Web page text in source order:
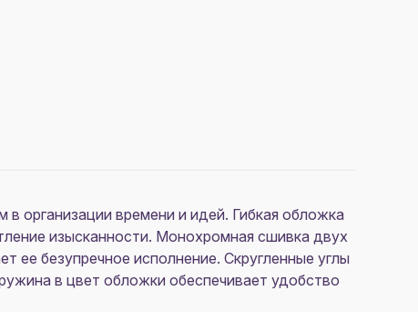
организации времени и идей. Гибкая обложка
изысканности. Монохромная сшивка двух
ее безупречное исполнение. Скругленные углы
в цвет обложки обеспечивает удобство